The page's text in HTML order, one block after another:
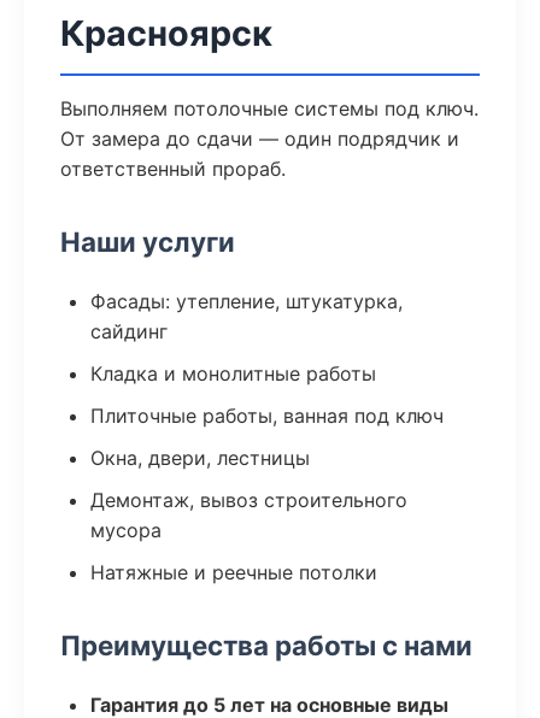
Красноярск
Выполняем потолочные системы под ключ.
От замера до сдачи — один подрядчик и
ответственный прораб.
Наши услуги
Фасады: утепление, штукатурка,
сайдинг
Кладка и монолитные работы
Плиточные работы, ванная под ключ
Окна, двери, лестницы
Демонтаж, вывоз строительного
мусора
Натяжные и реечные потолки
Преимущества работы с нами
Гарантия до 5 лет на основные виды